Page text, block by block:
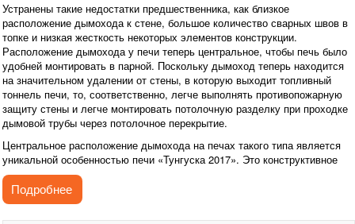
Устранены такие недостатки предшественника, как близкое
расположение дымохода к стене, большое количество сварных швов в
топке и низкая жесткость некоторых элементов конструкции.
Расположение дымохода у печи теперь центральное, чтобы печь было
удобней монтировать в парной. Поскольку дымоход теперь находится
на значительном удалении от стены, в которую выходит топливный
тоннель печи, то, соответственно, легче выполнять противопожарную
защиту стены и легче монтировать потолочную разделку при проходке
дымовой трубы через потолочное перекрытие.
Центральное расположение дымохода на печах такого типа является
уникальной особенностью печи «Тунгуска 2017». Это конструктивное
решение стало возможным благодаря асимметричной компоновке печи,
аналоги которой неизвестны. Ни среди финских, ни среди российских,
печей подобной конструкции нет.
Подробнее